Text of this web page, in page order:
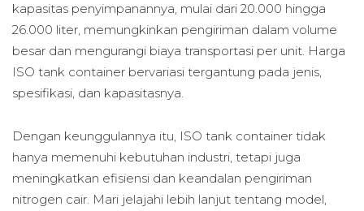
kapasitas penyimpanannya, mulai dari 20.000 hingga
26.000 liter, memungkinkan pengiriman dalam volume
besar dan mengurangi biaya transportasi per unit. Harga
ISO tank container bervariasi tergantung pada jenis,
spesifikasi, dan kapasitasnya.
Dengan keunggulannya itu, ISO tank container tidak
hanya memenuhi kebutuhan industri, tetapi juga
meningkatkan efisiensi dan keandalan pengiriman
nitrogen cair. Mari jelajahi lebih lanjut tentang model,